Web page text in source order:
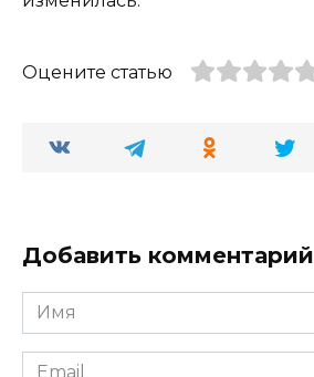
Оцените статью
Добавить комментарий
Имя
*
Email